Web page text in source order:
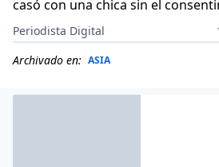
casó con una chica sin el
Periodista Digital
Archivado en: ASIA